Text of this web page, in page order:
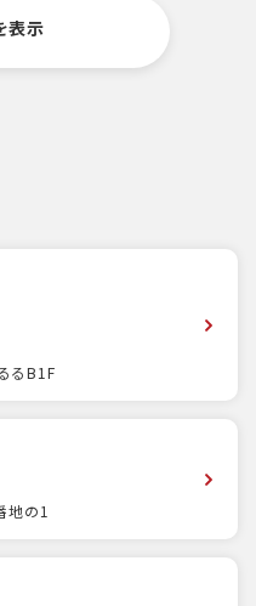
表示
るB1F
地の1